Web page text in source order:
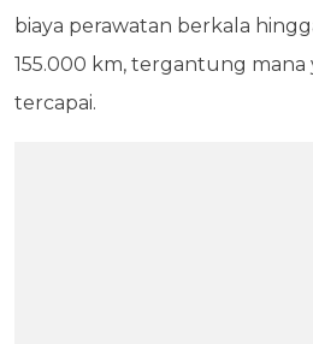
biaya perawatan berkala
155.000 km, tergantung
tercapai.